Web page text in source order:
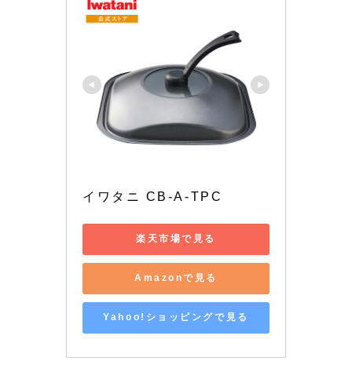
イワタニ CB-A-TPC
楽天市場で見る
Amazonで見る
Yahoo!ショッピングで見る